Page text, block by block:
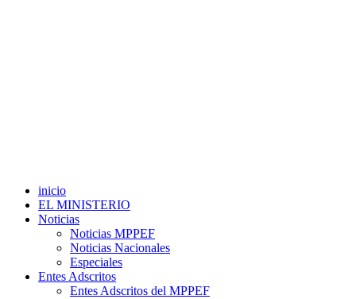
inicio
EL MINISTERIO
Noticias
Noticias MPPEF
Noticias Nacionales
Especiales
Entes Adscritos
Entes Adscritos del MPPEF